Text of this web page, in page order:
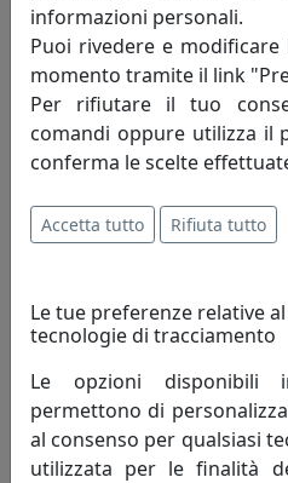
APPENDIABITI DA PARETE
Arti e Mestieri
informazioni personali.
Puoi rivedere e
momento tramite il link
Per rifiutare il tuo
comandi oppure utilizza il
conferma le scelte
Accetta tutto Rifiuta tutto
Le tue preferenze relative
tecnologie di tracciamento
Le opzioni disponibili
permettono di
al consenso per qualsiasi
utilizzata per le finalità